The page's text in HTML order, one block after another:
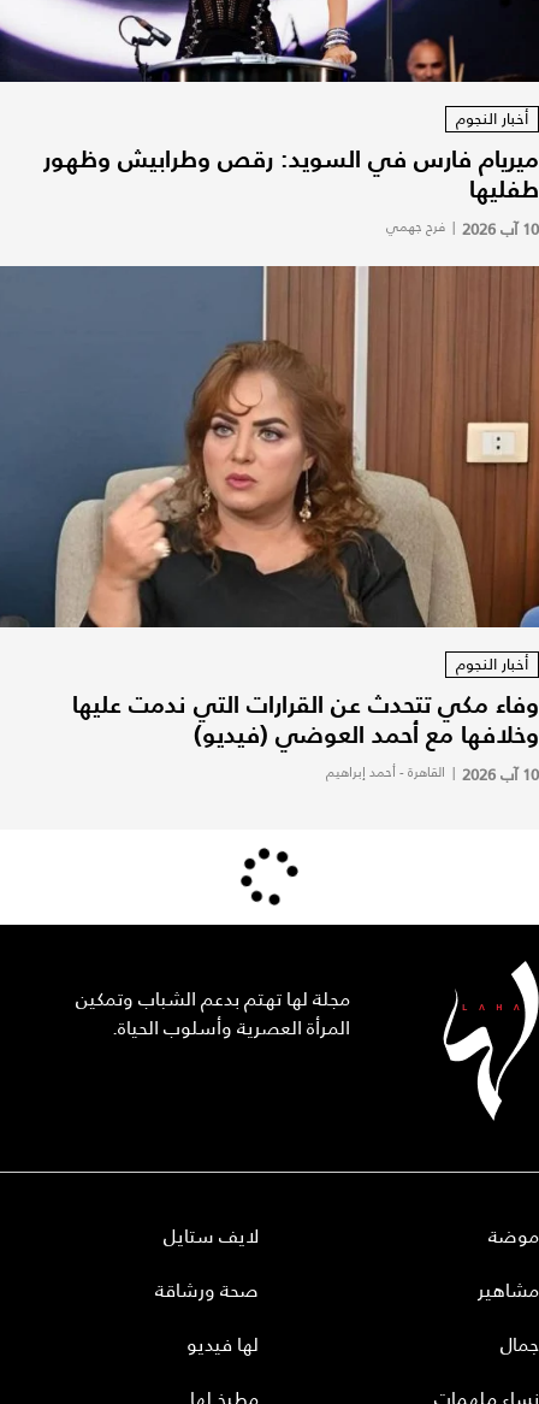
أخبار النجوم
ميريام فارس في السويد: رقص وطرابيش وظهور
طفليها
10 آب 2026 | فرح جهمي
أخبار النجوم
وفاء مكي تتحدث عن القرارات التي ندمت عليها
وخلافها مع أحمد العوضي (فيديو)
10 آب 2026 | القاهرة - أحمد إبراهيم
مجلة لها تهتم بدعم الشباب وتمكين
المرأة العصرية وأسلوب الحياة.
موضة
مشاهير
جمال
لايف ستايل
صحة ورشاقة
لها فيديو